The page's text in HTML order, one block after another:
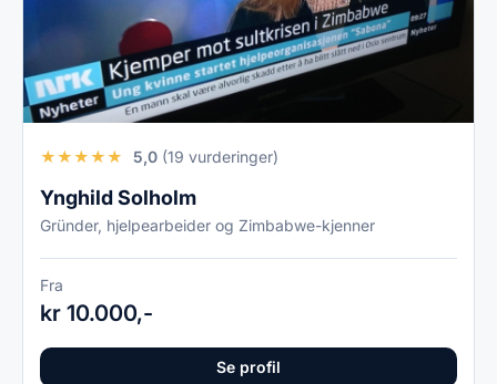
★★★★★ 5,0 (19 vurderinger)
Ynghild Solholm
Gründer, hjelpearbeider og Zimbabwe-kjenner
Fra
kr 10.000,-
Se profil